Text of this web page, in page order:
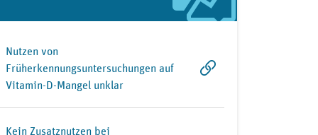
Nutzen von
Früherkennungsuntersuchungen auf
Vitamin-D-Mangel unklar
Kein Zusatznutzen bei